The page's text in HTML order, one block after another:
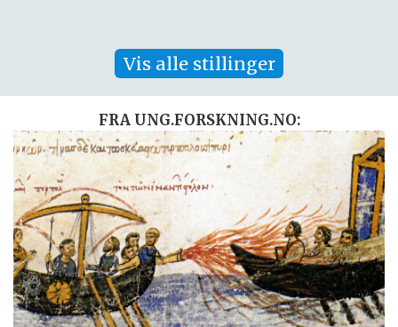
Vis alle stillinger
FRA UNG.FORSKNING.NO: